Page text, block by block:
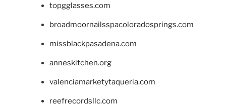
topgglasses.com
broadmoornailsspacoloradosprings.com
missblackpasadena.com
anneskitchen.org
valenciamarketytaqueria.com
reefrecordsllc.com